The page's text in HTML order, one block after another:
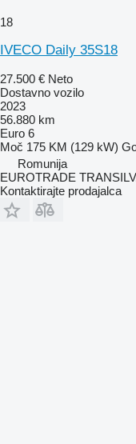
18
IVECO Daily 35S18
27.500 € Neto
Dostavno vozilo
2023
56.880 km
Euro 6
Moč 175 KM (129 kW)
Romunija
EUROTRADE
Kontaktirajte prodajalca